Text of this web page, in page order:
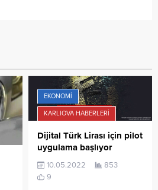
EKONOMI
KARLIOVA HABERLERI
Dijital Türk Lirası için pilot
uygulama başlıyor
10.05.2022
853
9